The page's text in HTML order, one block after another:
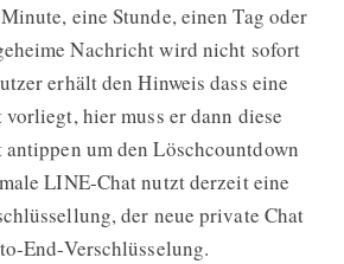
eine Stunde, einen Tag oder
Nachricht wird nicht sofort
erhält den Hinweis dass eine
hier muss er dann diese
um den Löschcountdown
LINE-Chat nutzt derzeit eine
der neue private Chat
End-Verschlüsselung.